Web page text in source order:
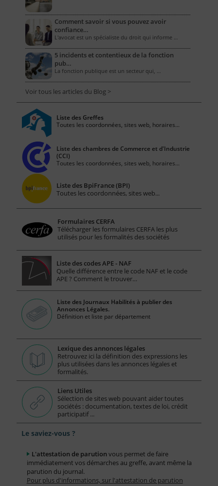
Comment savoir si vous pouvez avoir
confiance…
L'avocat est un spécialiste du droit qui informe …
5 incidents et contentieux de la fonction
pub…
La fonction publique est un secteur qui, …
Voir tous les articles du Blog >
Liste des Greffes
Toutes les coordonnées, sites web, horaires...
Liste des chambres de Commerce et d'Industrie
(CCI)
Toutes les coordonnées, sites web, horaires...
Liste des BpiFrance (BPI)
Toutes les coordonnées, sites web...
Formulaires CERFA
Télécharger les formulaires CERFA les plus
utilisés pour les formalités des sociétés
Liste des codes APE - NAF
Quelle différence entre le code NAF et le code
APE ? Comment le trouver…
Liste des Journaux Habilités à publier des
Annonces Légales.
Définition et liste par département
Lexique des annonces légales
Retrouvez ici la définition des expressions les
plus utilisées dans les annonces légales et
formalités.
Liens Utiles
Sélection de sites web pouvant aider toutes
sociétés : documentation, textes de loi, crédit
participatif ...
Le saviez-vous ?
L'attestation de parution vous permet de faire
immédiatement vos démarches au greffe, avant même la
parution du journal.
Pour plus d'informations, sur l'attestation de parution